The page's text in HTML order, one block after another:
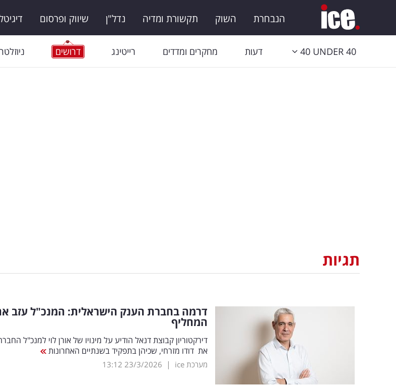
הנבחרת השוק תקשורת ומדיה נדל"ן שיווק ופרסום
40 UNDER 40 דעות מחקרים ומדדים רייטינג דרושים
תגיות
דרמה בחברת הענק הישראלית: המנכ"ל עזב
המחליף
דירקטוריון קבוצת דנאל הודיע על מינויו של אורן לוי למנכ"ל
את דודו מזרחי, שכיהן בתפקיד בשנתיים האחרונות
מערכת ice |
23/3/2026
13:12